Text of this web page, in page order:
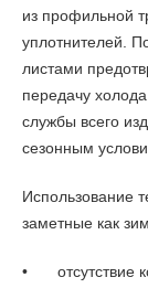
из профильной
уплотнителей.
листами
передачу
службы всего
сезонным
Использование
заметные как
•
отсутствие